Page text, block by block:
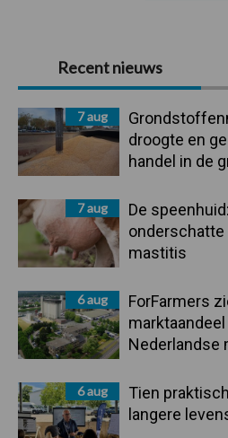
Primaire
Sidebar
Recent nieuws
7 aug
droogte en
handel in de
7 aug
De
mastitis
6 aug
ForFarmers
Nederlandse
6 aug
Tien
langere